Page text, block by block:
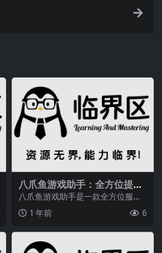
八爪鱼游戏助手：全方位提升
游戏体验，功能超强大
八爪鱼游戏助手是一款全方位服务
于游戏玩家的软件，它不仅具备游
戏配置优化、游戏内工...
1 年前 6